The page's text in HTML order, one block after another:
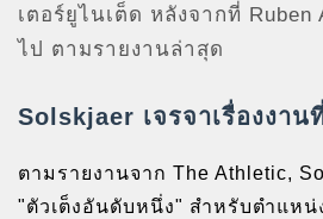
เตอร์ยูไนเต็ด หลังจากที่ Ruben
ไป ตามรายงานล่าสุด
Solskjaer เจรจาเรื่องงาน
ตามรายงานจาก The Athletic,
"ตัวเต็งอันดับหนึ่ง" สำหรับตำแหน่